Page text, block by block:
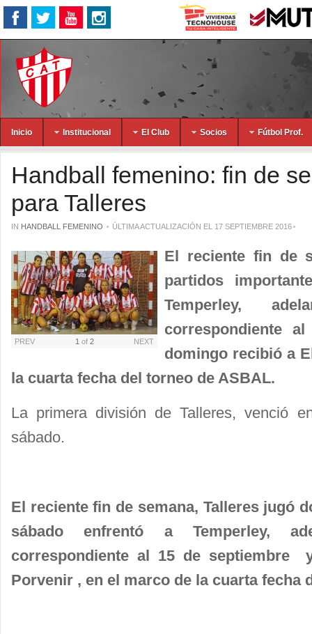
Inicio Institucional El Club Socios Fútbol Prof.
Handball femenino: fin de
para Talleres
IN HANDBALL FEMENINO ÚLTIMA ACTUALIZACIÓN EL 17 SEPTIEMBRE 2016
PREV 1 of 2 NEXT
El reciente fin de
partidos
Temperley,
correspondiente
domingo recibió a
la cuarta fecha del torneo de ASBAL.
La primera división de Talleres, venció
sábado.
El reciente fin de semana, Talleres jugó
sábado enfrentó a Temperley,
correspondiente al 15 de septiembre
Porvenir , en el marco de la cuarta fecha